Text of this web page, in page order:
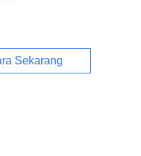
Sekarang